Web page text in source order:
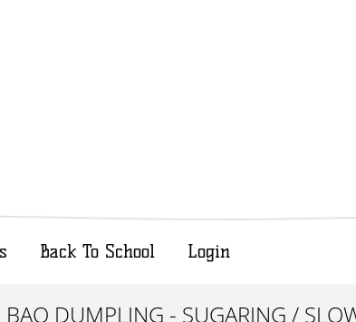
Back To School Login
BAO DUMPLING - SUGARING /